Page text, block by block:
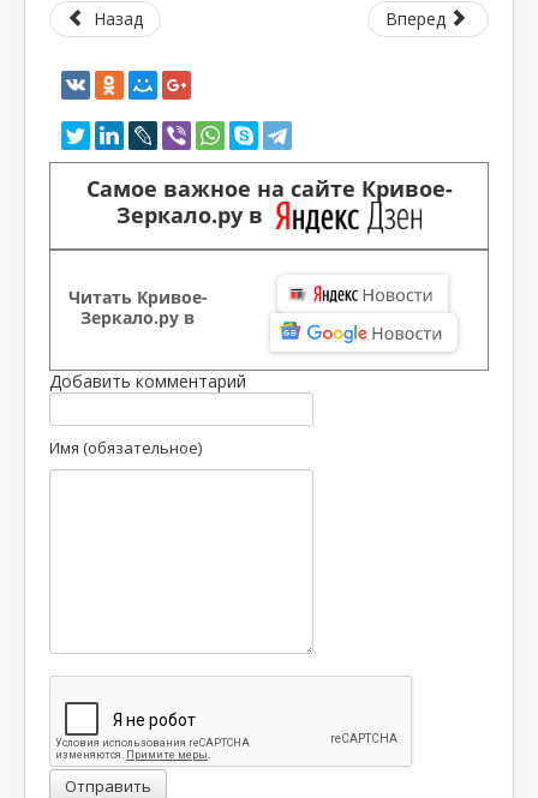
Назад Вперед
Самое важное на сайте Кривое-
Зеркало.ру в
Читать Кривое-
Зеркало.ру в
Добавить комментарий
Имя (обязательное)
Отправить